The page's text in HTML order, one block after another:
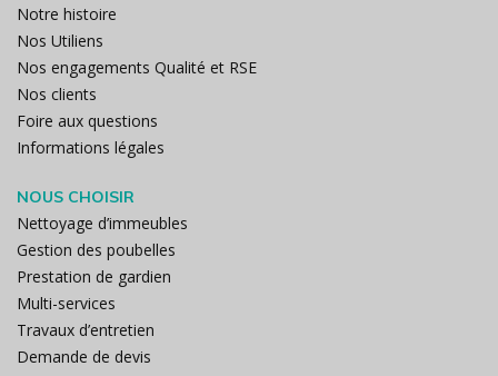
Notre histoire
Nos Utiliens
Nos engagements Qualité et RSE
Nos clients
Foire aux questions
Informations légales
NOUS CHOISIR
Nettoyage d’immeubles
Gestion des poubelles
Prestation de gardien
Multi-services
Travaux d’entretien
Demande de devis